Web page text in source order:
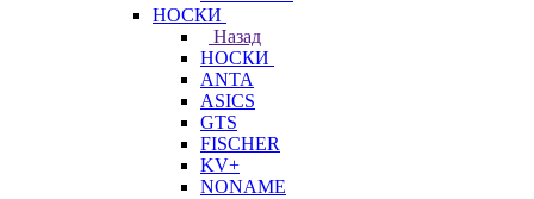
НОСКИ
Назад
НОСКИ
ANTA
ASICS
GTS
FISCHER
KV+
NONAME